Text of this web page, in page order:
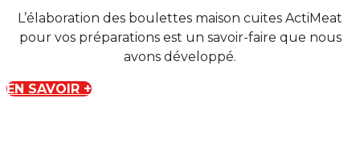
L’élaboration des boulettes maison cuites ActiMeat
pour vos préparations est un savoir-faire que nous
avons développé.
EN SAVOIR +